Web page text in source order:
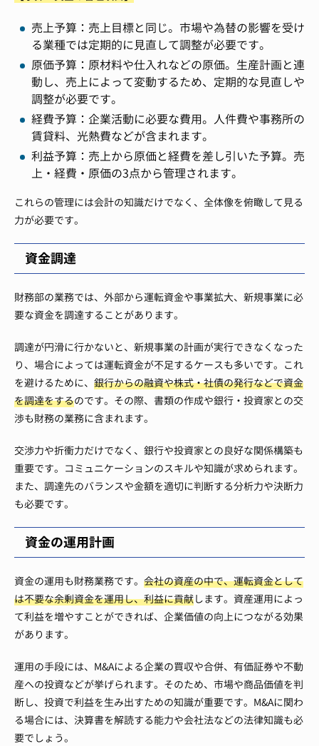
売上予算：売上目標と同じ。市場や為替の影響を受け
る業種では定期的に見直して調整が必要です。
原価予算：原材料や仕入れなどの原価。生産計画と連
動し、売上によって変動するため、定期的な見直しや
調整が必要です。
経費予算：企業活動に必要な費用。人件費や事務所の
賃貸料、光熱費などが含まれます。
利益予算：売上から原価と経費を差し引いた予算。売
上・経費・原価の3点から管理されます。
これらの管理には会計の知識だけでなく、全体像を俯瞰して見る
力が必要です。
資金調達
財務部の業務では、外部から運転資金や事業拡大、新規事業に必
要な資金を調達することがあります。
調達が円滑に行かないと、新規事業の計画が実行できなくなった
り、場合によっては運転資金が不足するケースも多いです。これ
を避けるために、 銀行からの融資や株式・社債の発行などで資金
を調達をするのです。その際、書類の作成や銀行・投資家との交
渉も財務の業務に含まれます。
交渉力や折衝力だけでなく、銀行や投資家との良好な関係構築も
重要です。コミュニケーションのスキルや知識が求められます。
また、調達先のバランスや金額を適切に判断する分析力や決断力
も必要です。
資金の運用計画
資金の運用も財務業務です。 会社の資産の中で、運転資金として
は不要な余剰資金を運用し、利益に貢献します。資産運用によっ
て利益を増やすことができれば、企業価値の向上につながる効果
があります。
運用の手段には、M&Aによる企業の買収や合併、有価証券や不動
産への投資などが挙げられます。そのため、市場や商品価値を判
断し、投資で利益を生み出すための知識が重要です。M&Aに関わ
る場合には、決算書を解読する能力や会社法などの法律知識も必
要でしょう。